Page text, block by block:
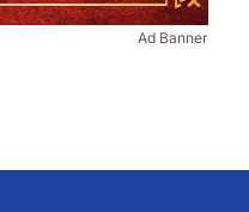
Ad Banner